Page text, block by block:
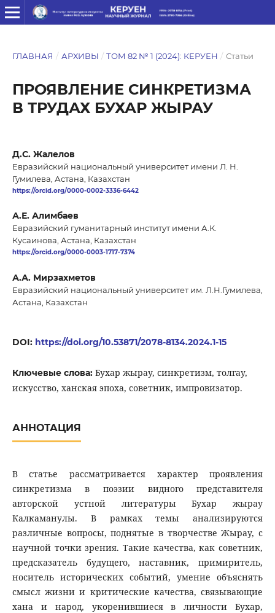
ГЛАВНАЯ / АРХИВЫ / ТОМ 82 № 1 (2024): КЕРУЕН / Статьи
ПРОЯВЛЕНИЕ СИНКРЕТИЗМА
В ТРУДАХ БУХАР ЖЫРАУ
Д.С. Жалелов
Евразийский национальный университет имени Л. Н.
Гумилева, Астана, Казахстан
https://orcid.org/0000-0002-3336-6442
А.Е. Алимбаев
Евразийский гуманитарный институт имени А.К.
Кусаинова, Астана, Казахстан
https://orcid.org/0000-0003-1717-7374
А.А. Мирзахметов
Евразийский национальный университет им. Л.Н.Гумилева,
Астана, Казахстан
DOI: https://doi.org/10.53871/2078-8134.2024.1-15
Ключевые слова: Бухар жырау, синкретизм, толгау,
искусство, ханская эпоха, советник, импровизатор.
АННОТАЦИЯ
В статье рассматривается характер проявления
синкретизма в поэзии видного представителя
авторской устной литературы Бухар жырау
Калкаманулы. В рамках темы анализируются
различные вопросы, поднятые в творчестве Жырау, с
научной точки зрения. Такие качества, как советник,
предсказатель будущего, наставник, примиритель,
носитель исторических событий, умение объяснять
смысл жизни и критические качества, связывающие
хана и народ, укоренившиеся в личности Бухар,